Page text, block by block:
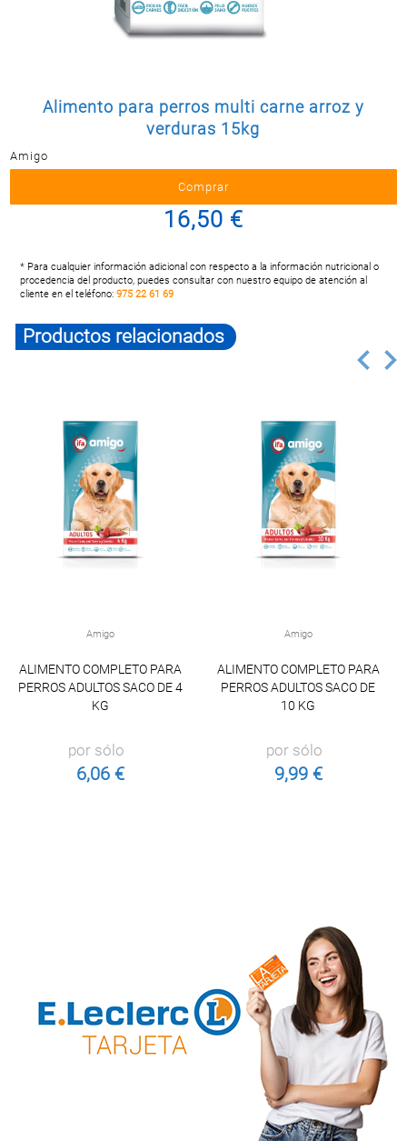
Postal
LIMPIEZA
BAZAR
Alimento para perros multi carne arroz y
verduras 15kg
Amigo
16,50 €
* Para cualquier información adicional con respecto a la información nutricional o
procedencia del producto, puedes consultar con nuestro equipo de atención al
cliente en el teléfono:975 22 61 69
Productos relacionados
Amigo
ALIMENTO COMPLETO PARA
PERROS ADULTOS SACO DE 4
KG
por sólo
6,06 €
Amigo
ALIMENTO COMPLETO PARA
PERROS ADULTOS SACO DE
10 KG
por sólo
9,99 €